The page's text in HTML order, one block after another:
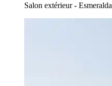
Salon extérieur - Esmeralda